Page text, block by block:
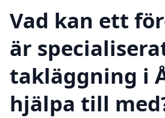
Vad kan ett
är
takläggning i
hjälpa till